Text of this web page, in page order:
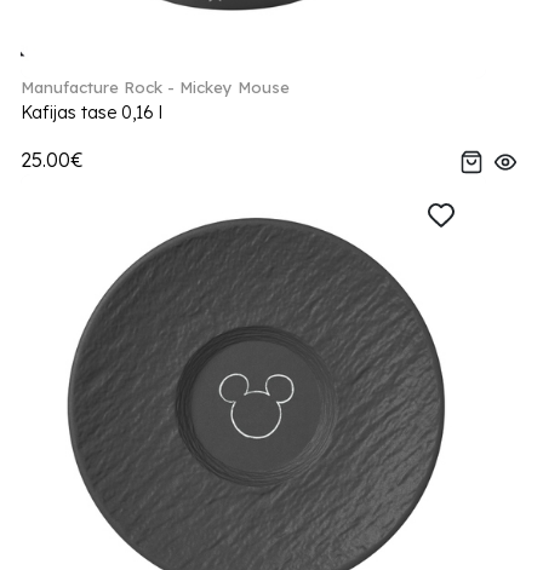
Manufacture Rock - Mickey Mouse
Kafijas tase 0,16 l
25.00€